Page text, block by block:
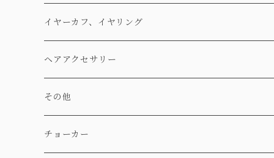
イヤーカフ、イヤリング
ヘアアクセサリー
その他
チョーカー